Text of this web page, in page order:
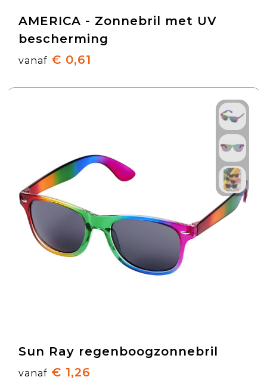
AMERICA - Zonnebril met UV
bescherming
vanaf € 0,61
Sun Ray regenboogzonnebril
vanaf € 1,26